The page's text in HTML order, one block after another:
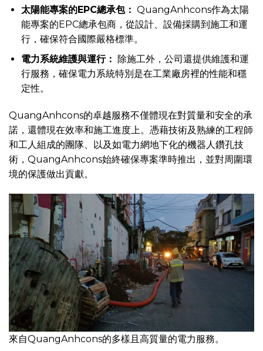
太陽能專案的EPC總承包： QuangAnhcons作為太陽
能專案的EPC總承包商，從設計、設備採購到施工和運
行，確保符合國際嚴格標準。
電力系統維護與運行：
除施工外，公司還提供維護和運
行服務，確保電力系統特別是在工業廠房裡的性能和穩
定性。
QuangAnhcons的卓越服務不僅體現在對質量和安全的承
諾，還體現在效率和施工進度上。憑藉技術及熟練的工程師
和工人組成的團隊、以及如電力網地下化的機器人鑽孔技
術，QuangAnhcons始終確保專案準時推出，並對周圍環
境的保護做出貢獻。
來自QuangAnhcons的多樣且高質量的電力服務。